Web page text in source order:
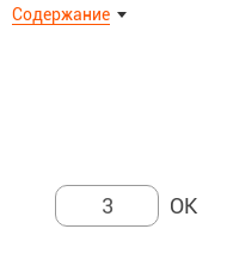
Содержание